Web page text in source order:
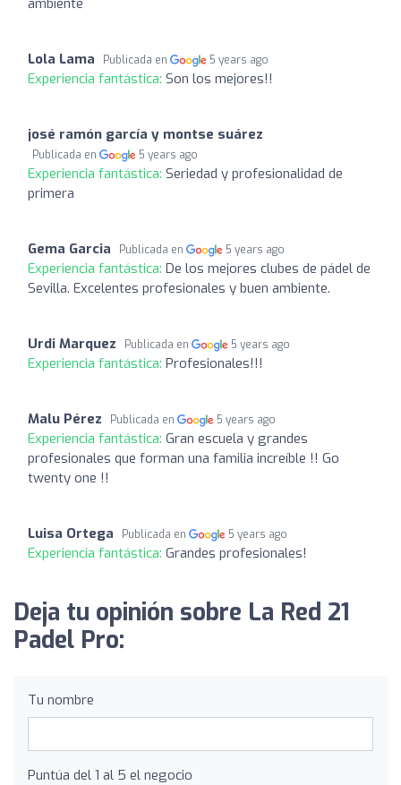
Lola Lama Publicada en 5 years ago
Experiencia fantástica: Son los mejores!!
josé ramón garcía y montse suárez
Publicada en 5 years ago
Experiencia fantástica: Seriedad y profesionalidad de
primera
Gema Garcia Publicada en 5 years ago
Experiencia fantástica: De los mejores clubes de pádel de
Sevilla. Excelentes profesionales y buen ambiente.
Urdi Marquez Publicada en 5 years ago
Experiencia fantástica: Profesionales!!!
Malu Pérez Publicada en 5 years ago
Experiencia fantástica: Gran escuela y grandes
profesionales que forman una familia increíble !! Go
twenty one !!
Luisa Ortega Publicada en 5 years ago
Experiencia fantástica: Grandes profesionales!
Deja tu opinión sobre La Red 21
Padel Pro:
Tu nombre
Puntúa del 1 al 5 el negocio